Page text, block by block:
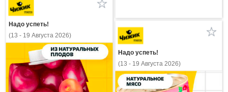
Надо успеть!
(13 - 19 Августа 2026)
Надо успеть!
(13 - 19 Августа 2026)